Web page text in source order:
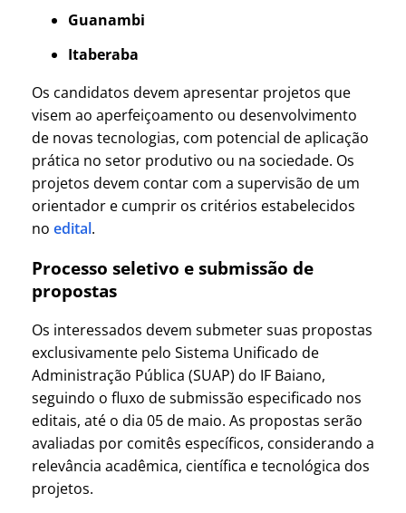
Guanambi
Itaberaba
Os candidatos devem apresentar projetos que
visem ao aperfeiçoamento ou desenvolvimento
de novas tecnologias, com potencial de aplicação
prática no setor produtivo ou na sociedade. Os
projetos devem contar com a supervisão de um
orientador e cumprir os critérios estabelecidos
no edital.
Processo seletivo e submissão de
propostas
Os interessados devem submeter suas propostas
exclusivamente pelo Sistema Unificado de
Administração Pública (SUAP) do IF Baiano,
seguindo o fluxo de submissão especificado nos
editais, até o dia 05 de maio. As propostas serão
avaliadas por comitês específicos, considerando a
relevância acadêmica, científica e tecnológica dos
projetos.